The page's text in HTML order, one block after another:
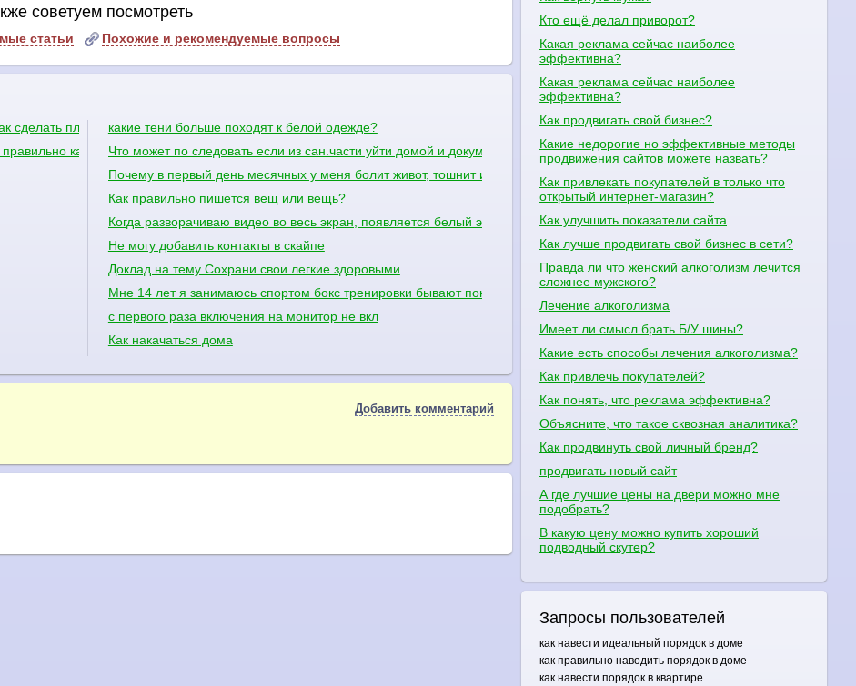
советуем посмотреть
статьи Похожие и рекомендуемые вопросы
сделать плечи шире?
качаться
какие тени больше походят к белой одежде?
Что может по следовать если из сан.части уйти домой и документы дождаться дома?
Почему в первый день месячных у меня болит живот, тошнит и понос?
Как правильно пишется вещ или вещь?
Когда разворачиваю видео во весь экран, появляется белый экран
Не могу добавить контакты в скайпе
Доклад на тему Сохрани свои легкие здоровыми
Мне 14 лет я занимаюсь спортом бокс тренировки бывают понедельник,среда,пятница в 19:00 начинаються в 21:30
с первого раза включения на монитор не вкл
Как накачаться дома
Добавить комментарий
Кто ещё делал приворот?
Какая реклама сейчас наиболее
эффективна?
Какая реклама сейчас наиболее
эффективна?
Как продвигать свой бизнес?
Какие недорогие но эффективные методы
продвижения сайтов можете назвать?
Как привлекать покупателей в только что
открытый интернет-магазин?
Как улучшить показатели сайта
Как лучше продвигать свой бизнес в сети?
Правда ли что женский алкоголизм лечится
сложнее мужского?
Лечение алкоголизма
Имеет ли смысл брать Б/У шины?
Какие есть способы лечения алкоголизма?
Как привлечь покупателей?
Как понять, что реклама эффективна?
Объясните, что такое сквозная аналитика?
Как продвинуть свой личный бренд?
продвигать новый сайт
А где лучшие цены на двери можно мне
подобрать?
В какую цену можно купить хороший
подводный скутер?
Запросы пользователей
как навести идеальный порядок в доме
как правильно наводить порядок в доме
как навести порядок в квартире